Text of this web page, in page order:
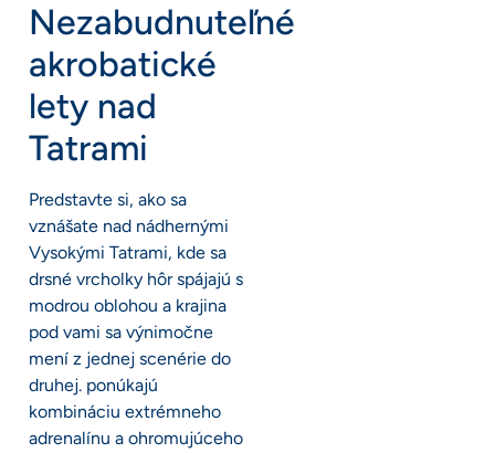
Nezabudnuteľné
akrobatické
lety nad
Tatrami
Predstavte si, ako sa
vznášate nad nádhernými
Vysokými Tatrami, kde sa
drsné vrcholky hôr spájajú s
modrou oblohou a krajina
pod vami sa výnimočne
mení z jednej scenérie do
druhej. ponúkajú
kombináciu extrémneho
adrenalínu a ohromujúceho